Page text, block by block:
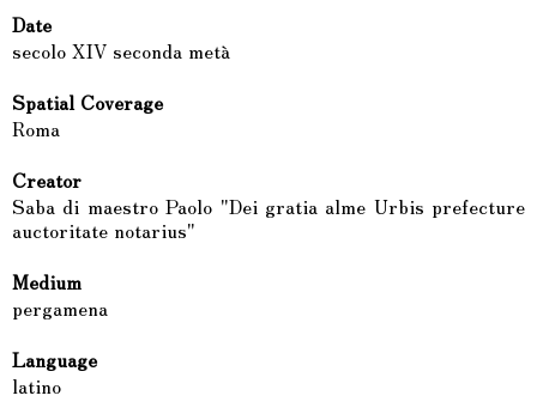
Date
secolo XIV seconda metà
Spatial Coverage
Roma
Creator
Saba di maestro Paolo "Dei gratia alme Urbis prefecture
auctoritate notarius"
Medium
pergamena
Language
latino